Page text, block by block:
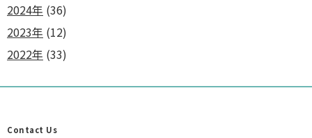
2024年 (36)
2023年 (12)
2022年 (33)
Contact Us